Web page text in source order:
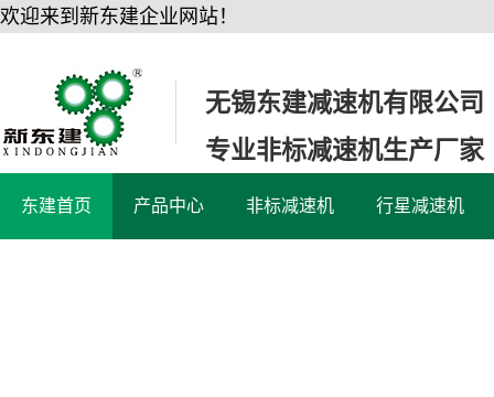
欢迎来到新东建企业网站！
无锡东建减速机有限公司
专业非标减速机生产厂家
东建首页 产品中心 非标减速机 行星减速机